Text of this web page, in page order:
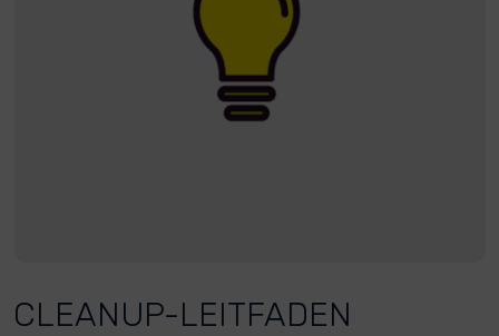
CLEANUP-LEITFADEN